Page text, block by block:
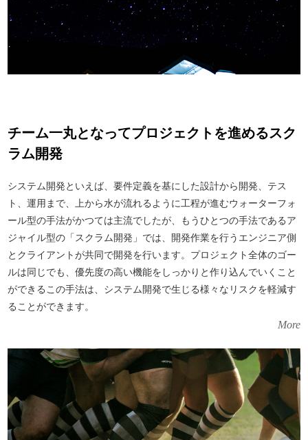
チーム一丸となってプロジェクトを進めるスク
ラム開発
システム開発といえば、要件定義を基にした設計から開発、テス
ト、運用まで、上から水が流れるように工程が進むウォーターフォ
ール型の手法がかつては主流でしたが、もうひとつの手法であるア
ジャイル型の「スクラム開発」では、開発作業を行うエンジニア側
とクライアントが共同で開発を行います。プロジェクト全体のゴー
ルは同じでも、優先度の高い機能をしっかりと作り込んでいくこと
ができるこの手法は、システム開発で生じる様々なリスクを軽減す
ることができます。
More